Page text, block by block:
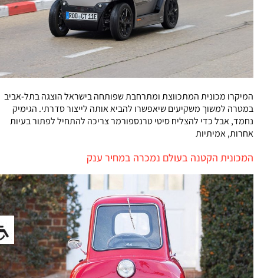
המיקרו מכונית המתכווצת ומתרחבת שפותחה בישראל הוצגה בתל-אביב
במטרה למשוך משקיעים שיאפשרו להביא אותה לייצור סדרתי. הגימיק
נחמד, אבל כדי להצליח סיטי טרנספורמר צריכה להתחיל לפתור בעיות
אחרות, אמיתיות
המכונית הקטנה בעולם נמכרה במחיר ענק